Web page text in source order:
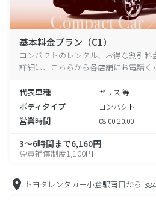
基本料金プラン（C1）
コンパクトのレンタル、お得な割引
詳細は、こちらから各店舗にお電話く
代表車種 ヤリス 等
ボディタイプ コンパクト
営業時間 08:00-20:00
3～6時間まで6,160円
免責補償制度1,100円
トヨタレンタカー小倉駅南口から